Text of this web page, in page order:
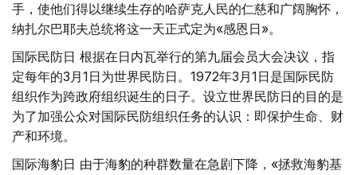
手，使他们得以继续生存的哈萨克人民的仁慈和广阔胸怀，
纳扎尔巴耶夫总统将这一天正式定为«感恩日»。
国际民防日 根据在日内瓦举行的第九届会员大会决议，指
定每年的3月1日为世界民防日。1972年3月1日是国际民防
组织作为跨政府组织诞生的日子。设立世界民防日的目的是
为了加强公众对国际民防组织任务的认识：即保护生命、财
产和环境。
国际海豹日 由于海豹的种群数量在急剧下降，«拯救海豹基